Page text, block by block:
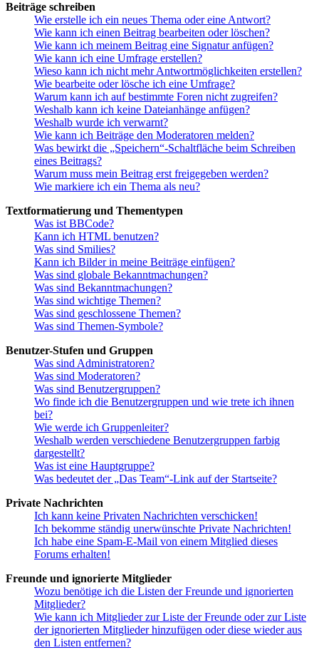
Beiträge schreiben
Wie erstelle ich ein neues Thema oder eine Antwort?
Wie kann ich einen Beitrag bearbeiten oder löschen?
Wie kann ich meinem Beitrag eine Signatur anfügen?
Wie kann ich eine Umfrage erstellen?
Wieso kann ich nicht mehr Antwortmöglichkeiten erstellen?
Wie bearbeite oder lösche ich eine Umfrage?
Warum kann ich auf bestimmte Foren nicht zugreifen?
Weshalb kann ich keine Dateianhänge anfügen?
Weshalb wurde ich verwarnt?
Wie kann ich Beiträge den Moderatoren melden?
Was bewirkt die „Speichern“-Schaltfläche beim Schreiben
eines Beitrags?
Warum muss mein Beitrag erst freigegeben werden?
Wie markiere ich ein Thema als neu?
Textformatierung und Thementypen
Was ist BBCode?
Kann ich HTML benutzen?
Was sind Smilies?
Kann ich Bilder in meine Beiträge einfügen?
Was sind globale Bekanntmachungen?
Was sind Bekanntmachungen?
Was sind wichtige Themen?
Was sind geschlossene Themen?
Was sind Themen-Symbole?
Benutzer-Stufen und Gruppen
Was sind Administratoren?
Was sind Moderatoren?
Was sind Benutzergruppen?
Wo finde ich die Benutzergruppen und wie trete ich ihnen
bei?
Wie werde ich Gruppenleiter?
Weshalb werden verschiedene Benutzergruppen farbig
dargestellt?
Was ist eine Hauptgruppe?
Was bedeutet der „Das Team“-Link auf der Startseite?
Private Nachrichten
Ich kann keine Privaten Nachrichten verschicken!
Ich bekomme ständig unerwünschte Private Nachrichten!
Ich habe eine Spam-E-Mail von einem Mitglied dieses
Forums erhalten!
Freunde und ignorierte Mitglieder
Wozu benötige ich die Listen der Freunde und ignorierten
Mitglieder?
Wie kann ich Mitglieder zur Liste der Freunde oder zur Liste
der ignorierten Mitglieder hinzufügen oder diese wieder aus
den Listen entfernen?